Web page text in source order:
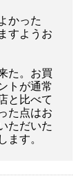
かった
すようお
た。お買
トが通常
と比べて
た点はお
ただいた
ます。